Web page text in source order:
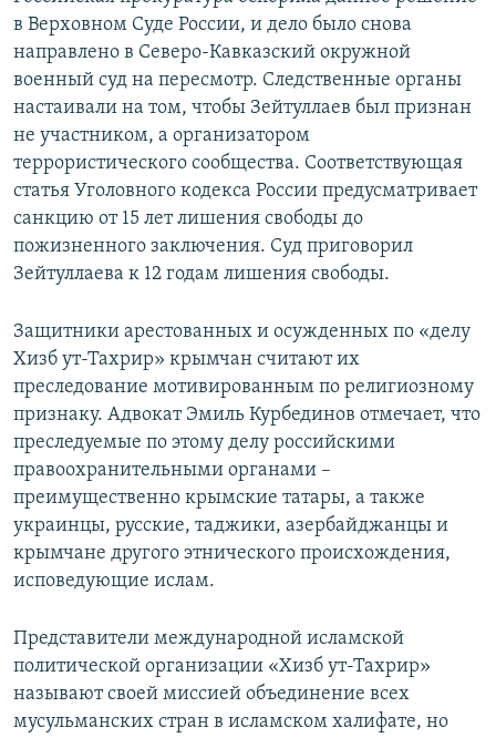
в Верховном Суде России, и дело было снова
направлено в Северо-Кавказский окружной
военный суд на пересмотр. Следственные органы
настаивали на том, чтобы Зейтуллаев был признан
не участником, а организатором
террористического сообщества. Соответствующая
статья Уголовного кодекса России предусматривает
санкцию от 15 лет лишения свободы до
пожизненного заключения. Суд приговорил
Зейтуллаева к 12 годам лишения свободы.
Защитники арестованных и осужденных по «делу
Хизб ут-Тахрир» крымчан считают их
преследование мотивированным по религиозному
признаку. Адвокат Эмиль Курбединов отмечает, что
преследуемые по этому делу российскими
правоохранительными органами –
преимущественно крымские татары, а также
украинцы, русские, таджики, азербайджанцы и
крымчане другого этнического происхождения,
исповедующие ислам.
Представители международной исламской
политической организации «Хизб ут-Тахрир»
называют своей миссией объединение всех
мусульманских стран в исламском халифате, но